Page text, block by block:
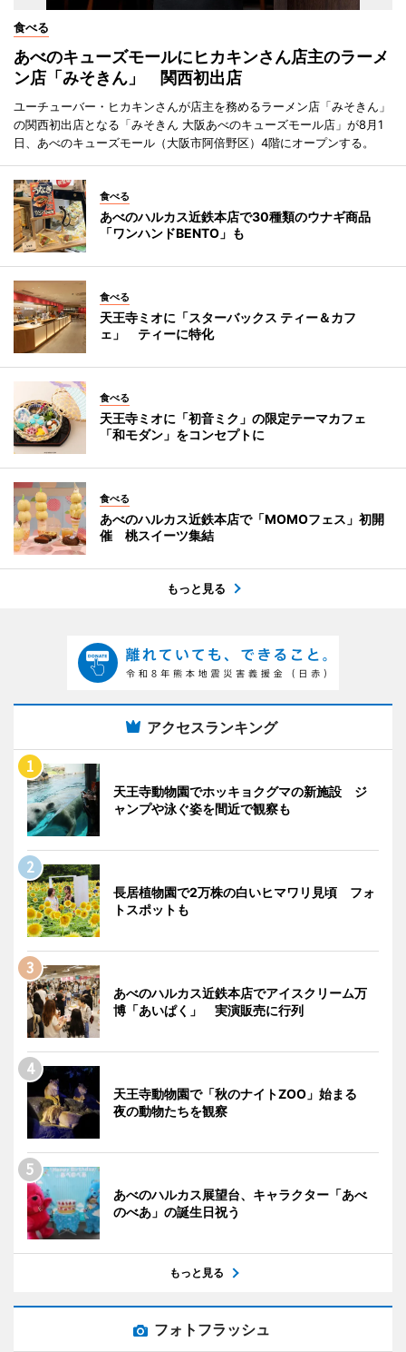
食べる
あべのキューズモールにヒカキンさん店主のラーメ
ン店「みそきん」 関西初出店
ユーチューバー・ヒカキンさんが店主を務めるラーメン店「みそきん」
の関西初出店となる「みそきん 大阪あべのキューズモール店」が8月1
日、あべのキューズモール（大阪市阿倍野区）4階にオープンする。
食べる
あべのハルカス近鉄本店で30種類のウナギ商品
「ワンハンドBENTO」も
食べる
天王寺ミオに「スターバックス ティー＆カフ
ェ」 ティーに特化
食べる
天王寺ミオに「初音ミク」の限定テーマカフェ
「和モダン」をコンセプトに
食べる
あべのハルカス近鉄本店で「MOMOフェス」初開
催 桃スイーツ集結
もっと見る
アクセスランキング
天王寺動物園でホッキョクグマの新施設 ジ
ャンプや泳ぐ姿を間近で観察も
長居植物園で2万株の白いヒマワリ見頃 フォ
トスポットも
あべのハルカス近鉄本店でアイスクリーム万
博「あいぱく」 実演販売に行列
天王寺動物園で「秋のナイトZOO」始まる
夜の動物たちを観察
あべのハルカス展望台、キャラクター「あべ
のべあ」の誕生日祝う
もっと見る
フォトフラッシュ